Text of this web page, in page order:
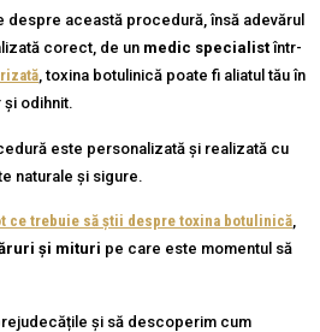
despre această procedură, însă adevărul
corect, de un medic specialistîntr-
, toxina botulinică poate fi aliatul tău în
și odihnit.
este personalizată și realizată cu
naturale și sigure.
ce trebuie să știi despre toxina botulinică,
și mituri pe care este momentul să
și să descoperim cum